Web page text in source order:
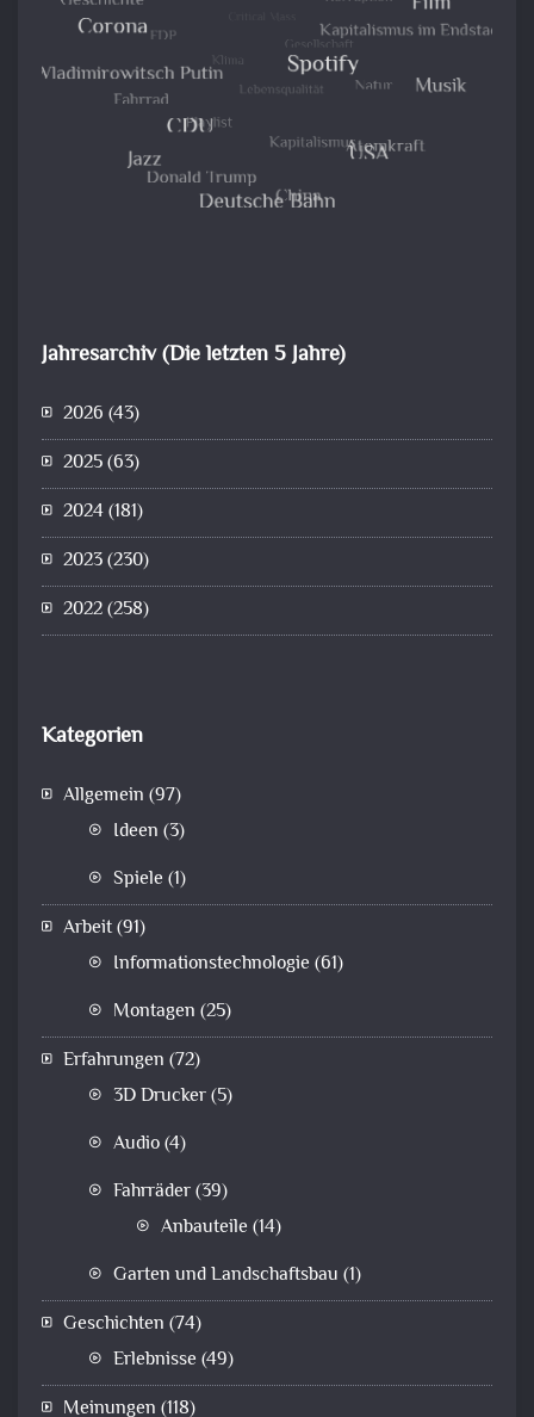
Jahresarchiv (Die letzten 5 Jahre)
2026 (43)
2025(63)
2024(181)
2023(230)
2022(258)
Kategorien
Allgemein (97)
Ideen (3)
Spiele (1)
Arbeit(91)
Informationstechnologie (61)
Montagen (25)
Erfahrungen (72)
3D Drucker(5)
Audio(4)
Fahrräder(39)
Anbauteile (14)
Garten und Landschaftsbau (1)
Geschichten (74)
Erlebnisse (49)
Meinungen (118)